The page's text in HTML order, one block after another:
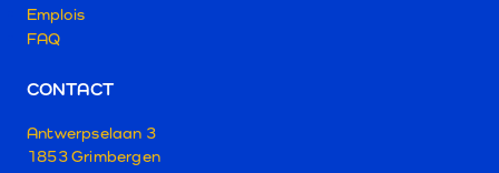
Emplois
FAQ
CONTACT
Antwerpselaan 3
1853 Grimbergen